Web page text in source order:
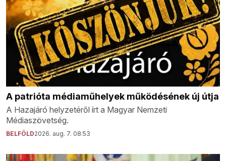
A patrióta médiaműhelyek működésének új útja
A Hazajáró helyzetéről írt a Magyar Nemzeti
Médiaszövetség.
BELFÖLD2026. aug. 7. 08:53